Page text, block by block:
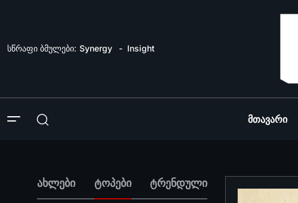
სწრაფი ბმულები: Synergy Insight
Მთავარი
ახლები ტოპები ტრენდული